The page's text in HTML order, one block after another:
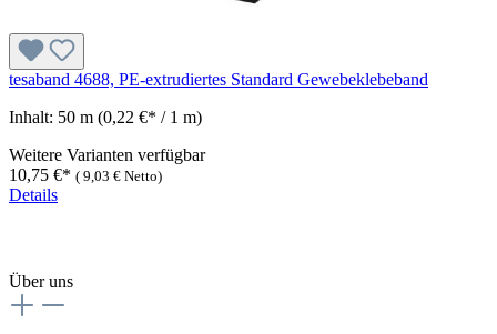
tesaband 4688, PE-extrudiertes Standard Gewebeklebeband
Inhalt: 50 m (0,22 €* / 1 m)
Weitere Varianten verfügbar
10,75 €* ( 9,03 € Netto)
Details
Über uns